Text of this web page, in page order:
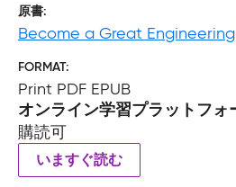
原書
Become a Great
FORMAT
Print PDF EPUB
オンライン学習プラットフォ
購読可
いますぐ読む